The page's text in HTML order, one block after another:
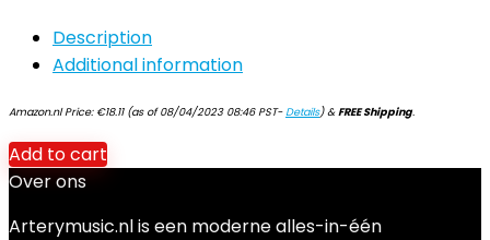
Description
Additional information
Amazon.nl Price: €18.11(as of 08/04/2023 08:46 PST-Details)&FREE Shipping.
Add to cart
Over ons
Arterymusic.nl is een moderne alles-in-één